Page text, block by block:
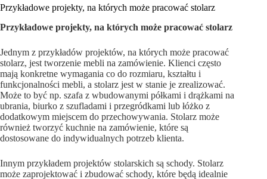
Przykładowe projekty, na których może pracować stolarz
Przykładowe projekty, na których może pracować stolarz
Jednym z przykładów projektów, na których może pracować
stolarz, jest tworzenie mebli na zamówienie. Klienci często
mają konkretne wymagania co do rozmiaru, kształtu i
funkcjonalności mebli, a stolarz jest w stanie je zrealizować.
Może to być np. szafa z wbudowanymi półkami i drążkami na
ubrania, biurko z szufladami i przegródkami lub łóżko z
dodatkowym miejscem do przechowywania. Stolarz może
również tworzyć kuchnie na zamówienie, które są
dostosowane do indywidualnych potrzeb klienta.
Innym przykładem projektów stolarskich są schody. Stolarz
może zaprojektować i zbudować schody, które będą idealnie